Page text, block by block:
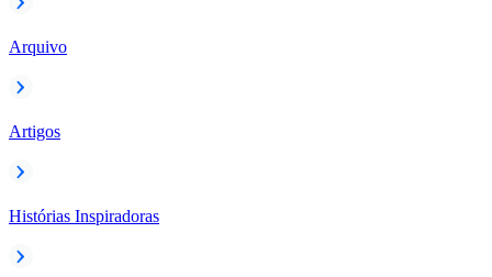
Arquivo
Artigos
Histórias Inspiradoras